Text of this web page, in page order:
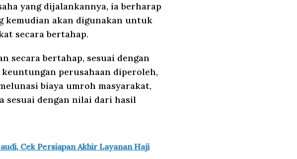
yang dijalankannya, ia berharap
kemudian akan digunakan untuk
secara bertahap.
secara bertahap, sesuai dengan
perusahaan diperoleh,
biaya umroh masyarakat,
sesuai dengan nilai dari hasil
Cek Persiapan Akhir Layanan Haji